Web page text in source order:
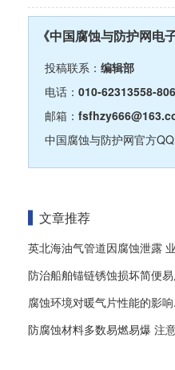
《中国腐蚀与防护网电
投稿联系： 编辑部
电话： 010-62313558-806
邮箱：
中国腐蚀与防护网官方QQ
文章推荐
英北海油气管道因腐蚀泄露
防治船舶锚链锈蚀损坏简便
腐蚀环境对暖气片性能的影
防腐蚀材料多数易燃易爆 注